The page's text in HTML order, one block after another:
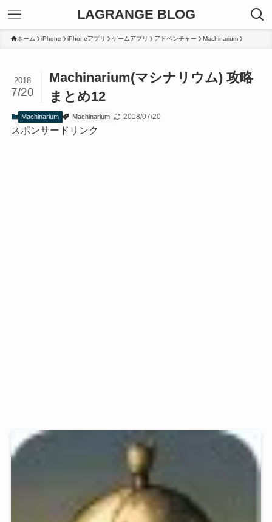
LAGRANGE BLOG
ホーム iPhone iPhoneアプリ ゲームアプリ アドベンチャー Machinarium
Machinarium(マシナリウム) 攻略
まとめ12
2018
7/20
Machinarium Machinarium 2018/07/20
スポンサードリンク